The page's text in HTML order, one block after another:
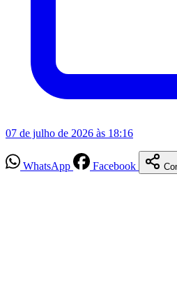
07 de julho de 2026 às 18:16
WhatsApp Facebook